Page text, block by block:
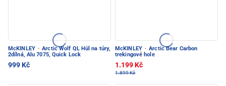
McKINLEY · Arctic Wolf QL Hůl na túry,
2dílná, Alu 7075, Quick Lock
999 Kč
McKINLEY · Arctic Bear Carbon
trekingové hole
1.199 Kč
1.899 Kč